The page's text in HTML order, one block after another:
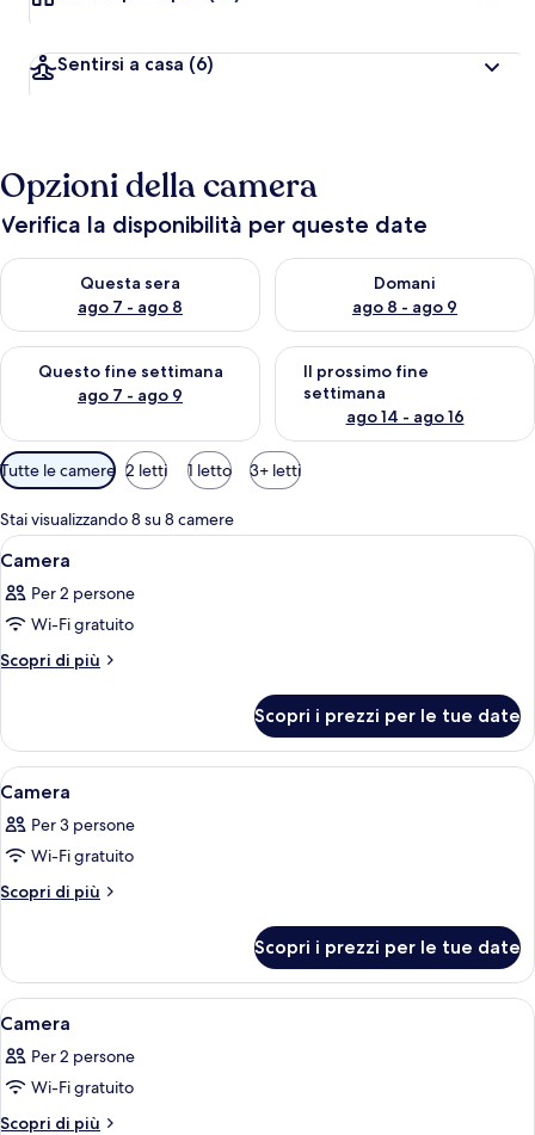
Sentirsi a casa (6)
Opzioni della camera
Verifica la disponibilità per queste date
Questa sera
ago 7 - ago 8
Verifica la disponibilità per questa sera, ago 7 - ago 8
Domani
ago 8 - ago 9
Verifica la disponibilità per
Questo fine settimana
ago 7 - ago 9
Verifica la disponibilità per questo fine settimana, ago 7 - ago
Il prossimo fine
settimana
ago 14 - ago 16
Verifica la disponibilità per il
Filtri
disponibili
per
le
camere
Tutte le camere 2 letti 1 letto 3+ letti
Stai visualizzando 8 su 8 camere
Apri
tutte
le
foto
per
Una camera d'albergo con un letto,
9
Camera
Per 2 persone
Wi-Fi gratuito
Scopri di più
Altri
Scopri i prezzi per le tue date
Apri
tutte
le
foto
per
Camera d'albergo con due letti, un
1
Camera
Per 3 persone
Wi-Fi gratuito
Scopri di più
Altri
Scopri i prezzi per le tue date
Apri
tutte
le
foto
per
Una camera d'albergo moderna con
14
Camera
Per 2 persone
Wi-Fi gratuito
Scopri di più
Altri